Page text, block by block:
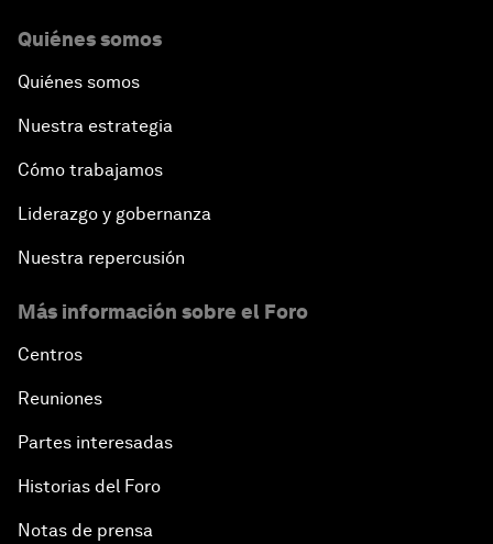
Quiénes somos
Quiénes somos
Nuestra estrategia
Cómo trabajamos
Liderazgo y gobernanza
Nuestra repercusión
Más información sobre el Foro
Centros
Reuniones
Partes interesadas
Historias del Foro
Notas de prensa